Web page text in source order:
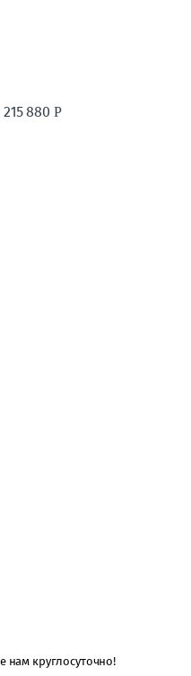
215 880 Р
нам круглосуточно!